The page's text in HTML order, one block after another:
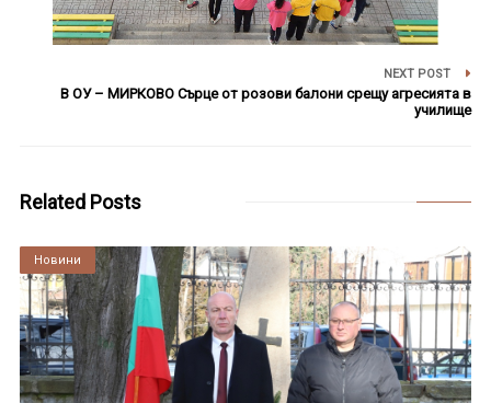
NEXT POST
В ОУ – МИРКОВО Сърце от розови балони срещу агресията в
училище
Related Posts
Култура
Новини